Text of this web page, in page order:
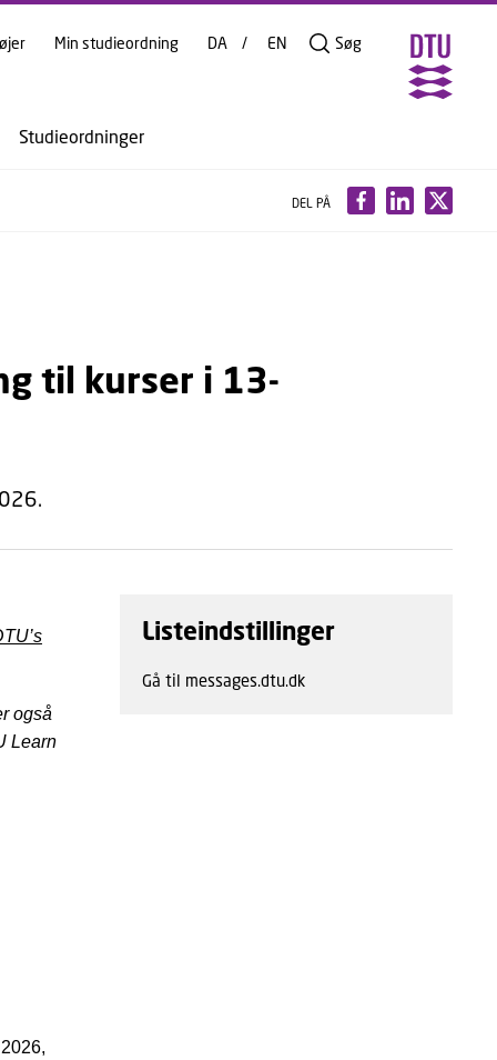
Studieordninger
Min studieordning DA EN Søg
DEL PÅ
til kurser i 13-
også
Learn
Listeindstillinger
Gå til messages.dtu.dk